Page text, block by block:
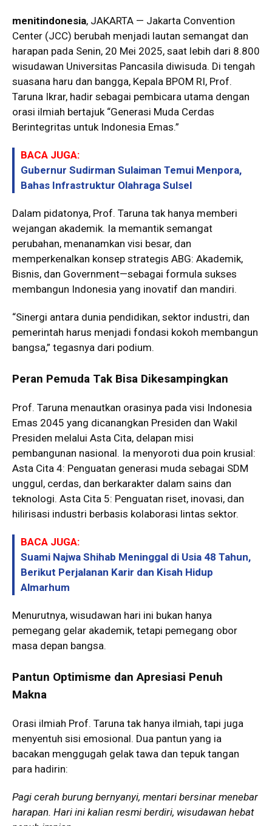
menitindonesia, JAKARTA — Jakarta Convention
Center (JCC) berubah menjadi lautan semangat dan
harapan pada Senin, 20 Mei 2025, saat lebih dari 8.800
wisudawan Universitas Pancasila diwisuda. Di tengah
suasana haru dan bangga, Kepala BPOM RI, Prof.
Taruna Ikrar, hadir sebagai pembicara utama dengan
orasi ilmiah bertajuk “Generasi Muda Cerdas
Berintegritas untuk Indonesia Emas.”
BACA JUGA:
Gubernur Sudirman Sulaiman Temui Menpora,
Bahas Infrastruktur Olahraga Sulsel
Dalam pidatonya, Prof. Taruna tak hanya memberi
wejangan akademik. Ia memantik semangat
perubahan, menanamkan visi besar, dan
memperkenalkan konsep strategis ABG: Akademik,
Bisnis, dan Government—sebagai formula sukses
membangun Indonesia yang inovatif dan mandiri.
“Sinergi antara dunia pendidikan, sektor industri, dan
pemerintah harus menjadi fondasi kokoh membangun
bangsa,” tegasnya dari podium.
Peran Pemuda Tak Bisa Dikesampingkan
Prof. Taruna menautkan orasinya pada visi Indonesia
Emas 2045 yang dicanangkan Presiden dan Wakil
Presiden melalui Asta Cita, delapan misi
pembangunan nasional. Ia menyoroti dua poin krusial:
Asta Cita 4: Penguatan generasi muda sebagai SDM
unggul, cerdas, dan berkarakter dalam sains dan
teknologi. Asta Cita 5: Penguatan riset, inovasi, dan
hilirisasi industri berbasis kolaborasi lintas sektor.
BACA JUGA:
Suami Najwa Shihab Meninggal di Usia 48 Tahun,
Berikut Perjalanan Karir dan Kisah Hidup
Almarhum
Menurutnya, wisudawan hari ini bukan hanya
pemegang gelar akademik, tetapi pemegang obor
masa depan bangsa.
Pantun Optimisme dan Apresiasi Penuh
Makna
Orasi ilmiah Prof. Taruna tak hanya ilmiah, tapi juga
menyentuh sisi emosional. Dua pantun yang ia
bacakan menggugah gelak tawa dan tepuk tangan
para hadirin:
Pagi cerah burung bernyanyi, mentari bersinar menebar
harapan. Hari ini kalian resmi berdiri, wisudawan hebat